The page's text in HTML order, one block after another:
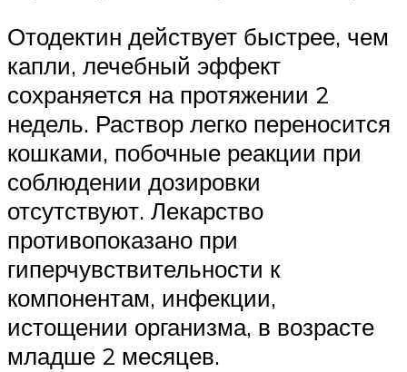
Отодектин действует быстрее, чем
капли, лечебный эффект
сохраняется на протяжении 2
недель. Раствор легко переносится
кошками, побочные реакции при
соблюдении дозировки
отсутствуют. Лекарство
противопоказано при
гиперчувствительности к
компонентам, инфекции,
истощении организма, в возрасте
младше 2 месяцев.